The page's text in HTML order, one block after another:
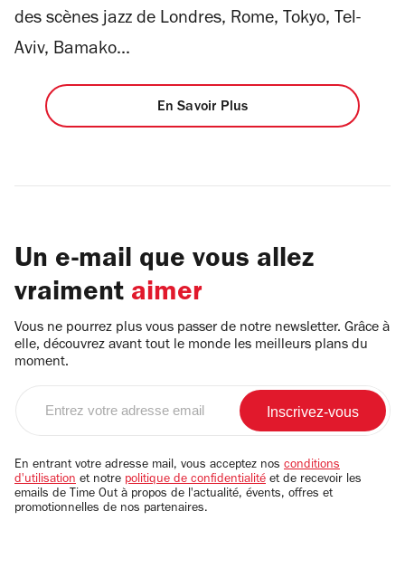
des scènes jazz de Londres, Rome, Tokyo, Tel-
Aviv, Bamako...
En Savoir Plus
Un e-mail que vous allez
vraiment aimer
Vous ne pourrez plus vous passer de notre newsletter. Grâce à
elle, découvrez avant tout le monde les meilleurs plans du
moment.
email
En entrant votre adresse mail, vous acceptez nos conditions
d'utilisation et notre politique de confidentialité et de recevoir les
emails de Time Out à propos de l'actualité, évents, offres et
promotionnelles de nos partenaires.